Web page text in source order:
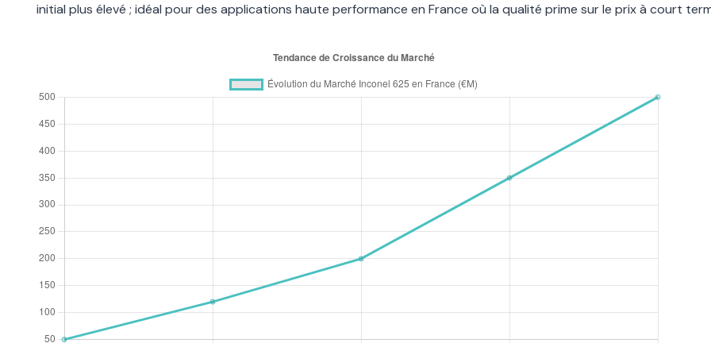
initial plus élevé ; idéal pour des applications haute performance en France où la qualité prime sur le prix à court